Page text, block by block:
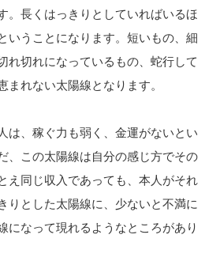
。長くはっきりとしていればいるほ
いうことになります。短いもの、細
れ切れになっているもの、蛇行して
まれない太陽線となります。
は、稼ぐ力も弱く、金運がないとい
、この太陽線は自分の感じ方でその
え同じ収入であっても、本人がそれ
りとした太陽線に、少ないと不満に
になって現れるようなところがあり